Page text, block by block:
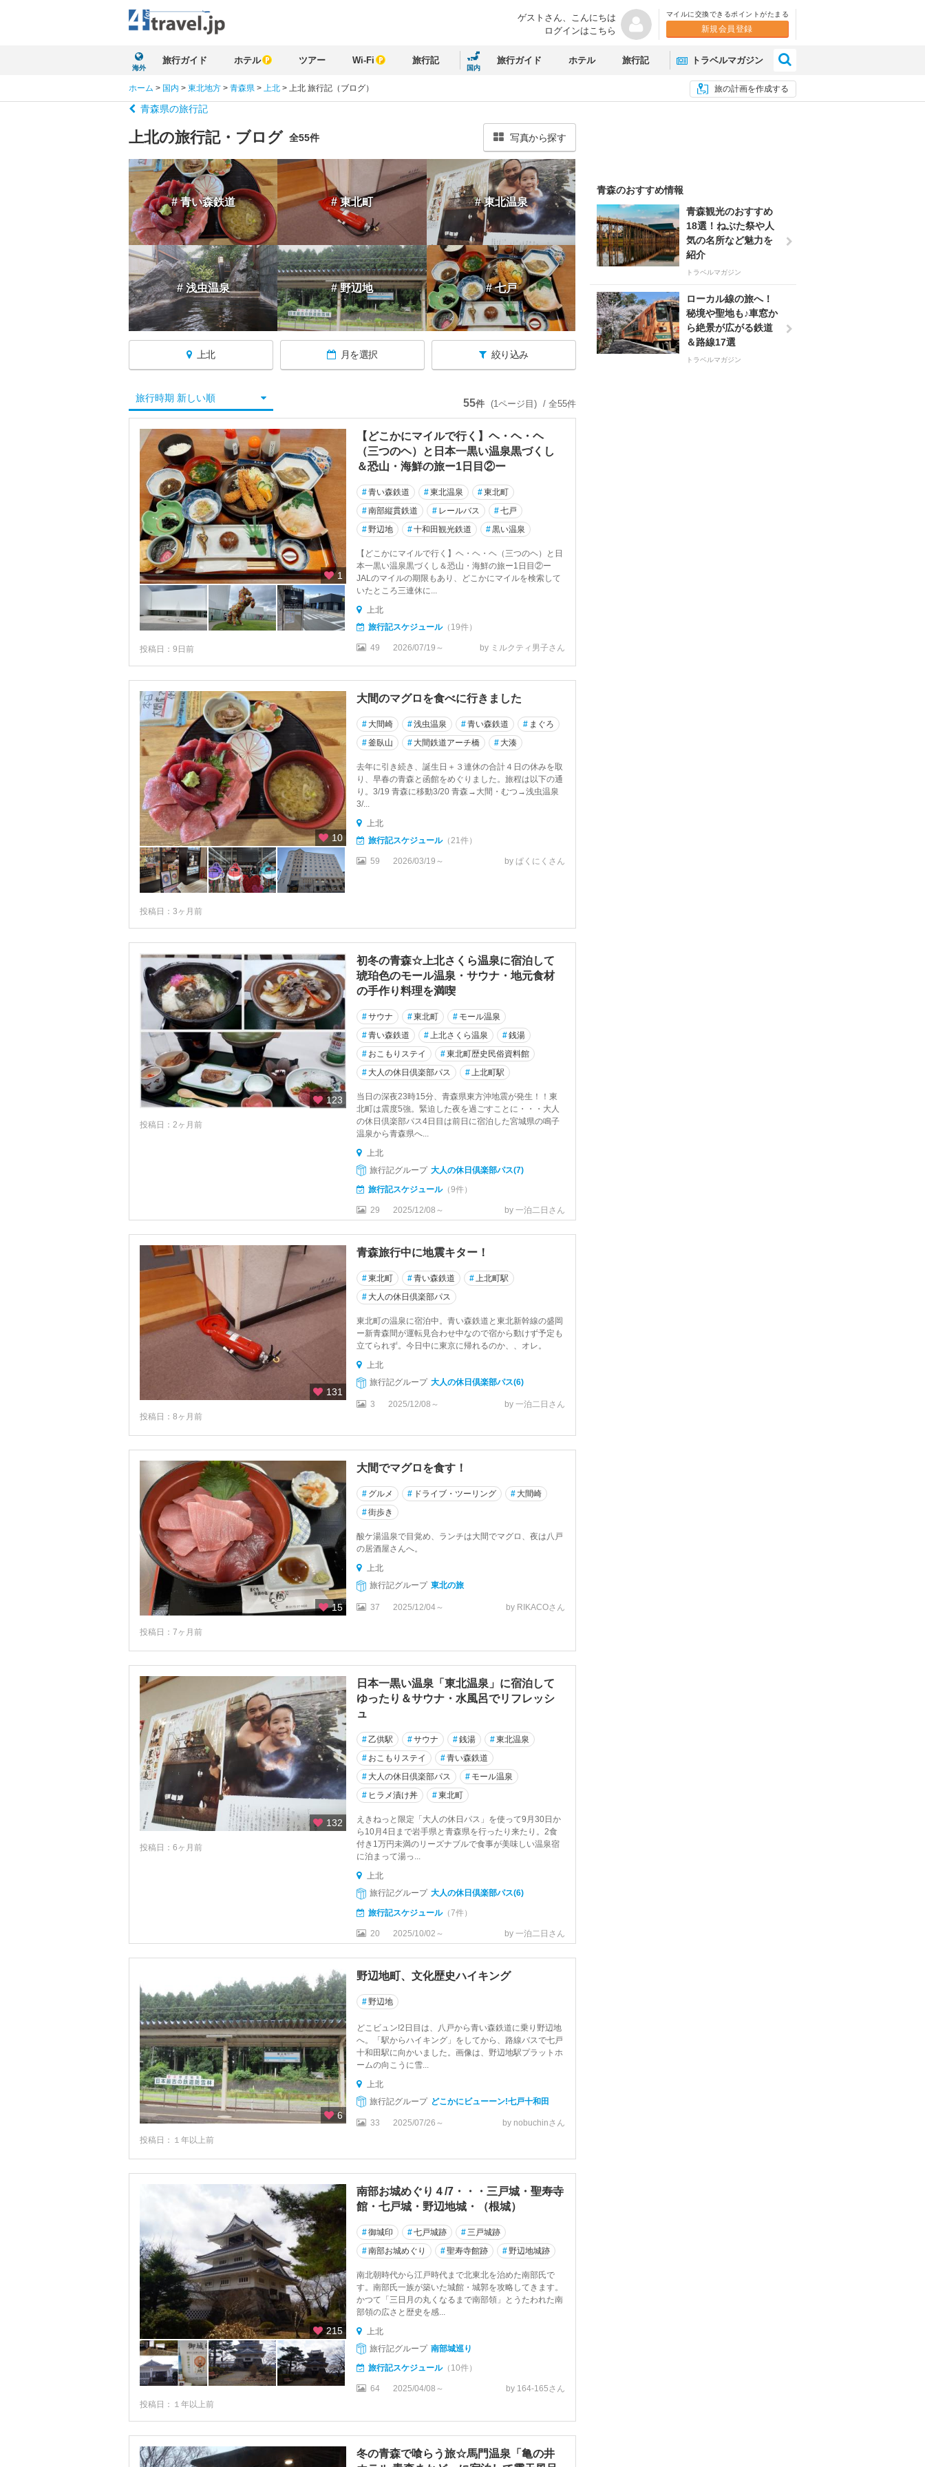
ゲストさん、 こんにちは
ログインはこちら
マイルに交換できるポイントがたまる
新規会員登録
海外
旅行ガイド ホテル ツアー Wi-Fi 旅行記
国内
旅行ガイド ホテル 旅行記 トラベルマガジン
旅の計画を作成する
ホーム > 国内 > 東北地方 > 青森県 > 上北 > 上北 旅行記（ブログ）
青森県の旅行記
上北の旅行記・ブログ 全55件 写真から探す
# 青い森鉄道 # 東北町 # 東北温泉
# 浅虫温泉 # 野辺地 # 七戸
上北 月を選択 絞り込み
青森へ戻る
青森すべて
青森市
八戸・三沢・下北半島
八戸
三沢
下北半島
上北
八甲田・十和田湖・奥入瀬
弘前・津軽半島・白神山地
旅行時期 新しい順 55件 (1ページ目) / 全55件
1
投稿日：9日前
【どこかにマイルで行く】ヘ・ヘ・ヘ
（三つのヘ）と日本一黒い温泉黒づくし
＆恐山・海鮮の旅ー1日目②ー
#青い森鉄道 #東北温泉 #東北町
#南部縦貫鉄道 # レールバス #七戸
#野辺地 #十和田観光鉄道 #黒い温泉
【どこかにマイルで行く】ヘ・ヘ・ヘ（三つのヘ）と日
本一黒い温泉黒づくし＆恐山・海鮮の旅ー1日目②ー
JALのマイルの期限もあり、どこかにマイルを検索して
いたところ三連休に...
上北
旅行記スケジュール（19件）
49 2026/07/19～ by ミルクティ男子さん
10
投稿日：3ヶ月前
大間のマグロを食べに行きました
# 大間崎 #浅虫温泉 #青い森鉄道 # まぐろ
#釜臥山 # 大間鉄道アーチ橋 # 大湊
去年に引き続き、誕生日＋３連休の合計４日の休みを取
り、早春の青森と函館をめぐりました。旅程は以下の通
り。3/19 青森に移動3/20 青森→大間・むつ→浅虫温泉
3/...
上北
旅行記スケジュール（21件）
59 2026/03/19～ by ぱくにくさん
123
投稿日：2ヶ月前
初冬の青森☆上北さくら温泉に宿泊して
琥珀色のモール温泉・サウナ・地元食材
の手作り料理を満喫
#サウナ #東北町 # モール温泉
#青い森鉄道 #上北さくら温泉 #銭湯
# おこもりステイ #東北町歴史民俗資料館
# 大人の休日倶楽部パス #上北町駅
当日の深夜23時15分、青森県東方沖地震が発生！！東
北町は震度5強。緊迫した夜を過ごすことに・・・大人
の休日倶楽部パス4日目は前日に宿泊した宮城県の鳴子
温泉から青森県へ...
上北
旅行記グループ 大人の休日倶楽部パス(7)
旅行記スケジュール（9件）
29 2025/12/08～ by 一泊二日さん
131
投稿日：8ヶ月前
青森旅行中に地震キター！
#東北町 #青い森鉄道 #上北町駅
# 大人の休日倶楽部パス
東北町の温泉に宿泊中。青い森鉄道と東北新幹線の盛岡
ー新青森間が運転見合わせ中なので宿から動けず予定も
立てられず。今日中に東京に帰れるのか、、オレ。
上北
旅行記グループ 大人の休日倶楽部パス(6)
3 2025/12/08～ by 一泊二日さん
15
投稿日：7ヶ月前
大間でマグロを食す！
# グルメ # ドライブ・ツーリング # 大間崎
#街歩き
酸ケ湯温泉で目覚め、ランチは大間でマグロ、夜は八戸
の居酒屋さんへ。
上北
旅行記グループ 東北の旅
37 2025/12/04～ by RIKACOさん
132
投稿日：6ヶ月前
日本一黒い温泉「東北温泉」に宿泊して
ゆったり＆サウナ・水風呂でリフレッシ
ュ
#乙供駅 #サウナ #銭湯 #東北温泉
# おこもりステイ #青い森鉄道
# 大人の休日倶楽部パス # モール温泉
# ヒラメ漬け丼 #東北町
えきねっと限定「大人の休日パス」を使って9月30日か
ら10月4日まで岩手県と青森県を行ったり来たり。2食
付き1万円未満のリーズナブルで食事が美味しい温泉宿
に泊まって湯っ...
上北
旅行記グループ 大人の休日倶楽部パス(6)
旅行記スケジュール（7件）
20 2025/10/02～ by 一泊二日さん
6
投稿日：１年以上前
野辺地町、文化歴史ハイキング
#野辺地
どこビュン!2日目は、八戸から青い森鉄道に乗り野辺地
へ。「駅からハイキング」をしてから、路線バスで七戸
十和田駅に向かいました。画像は、野辺地駅プラットホ
ームの向こうに雪...
上北
旅行記グループ どこかにビューーン!七戸十和田
33 2025/07/26～ by nobuchinさん
215
投稿日：１年以上前
南部お城めぐり４/7・・・三戸城・聖寿寺
館・七戸城・野辺地城・（根城）
#御城印 #七戸城跡 # 三戸城跡
#南部お城めぐり #聖寿寺館跡 #野辺地城跡
南北朝時代から江戸時代まで北東北を治めた南部氏で
す。南部氏一族が築いた城館・城郭を攻略してきます。
かつて「三日月の丸くなるまで南部領」とうたわれた南
部領の広さと歴史を感...
上北
旅行記グループ 南部城巡り
旅行記スケジュール（10件）
64 2025/04/08～ by 164-165さん
冬の青森で喰らう旅☆馬門温泉「亀の井
青森のおすすめ情報
青森観光のおすすめ
18選！ねぶた祭や人
気の名所など魅力を
紹介
トラベルマガジン
ローカル線の旅へ！
秘境や聖地も♪車窓か
ら絶景が広がる鉄道
＆路線17選
トラベルマガジン